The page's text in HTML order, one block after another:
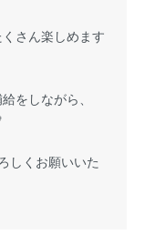
さん楽しめます
をしながら、
しくお願いいた